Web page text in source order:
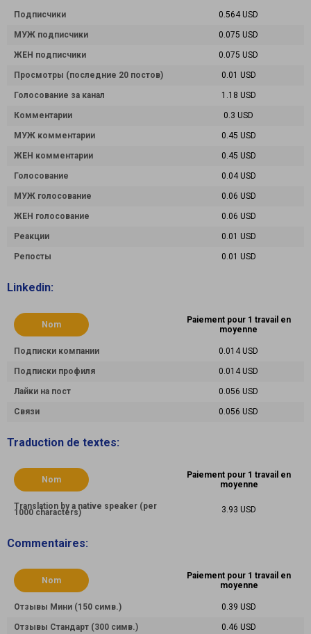
Подписчики 0.564 USD
МУЖ подписчики 0.075 USD
ЖЕН подписчики 0.075 USD
Просмотры (последние 20 постов) 0.01 USD
Голосование за канал 1.18 USD
Комментарии 0.3 USD
МУЖ комментарии 0.45 USD
ЖЕН комментарии 0.45 USD
Голосование 0.04 USD
МУЖ голосование 0.06 USD
ЖЕН голосование 0.06 USD
Реакции 0.01 USD
Репосты 0.01 USD
Linkedin:
Nom
Paiement pour 1 travail en
moyenne
Подписки компании 0.014 USD
Подписки профиля 0.014 USD
Лайки на пост 0.056 USD
Связи 0.056 USD
Traduction de textes:
Nom
Paiement pour 1 travail en
moyenne
Translation by a native speaker (per
1000 characters) 3.93 USD
Commentaires:
Nom
Paiement pour 1 travail en
moyenne
Отзывы Мини (150 симв.) 0.39 USD
Отзывы Стандарт (300 симв.) 0.46 USD